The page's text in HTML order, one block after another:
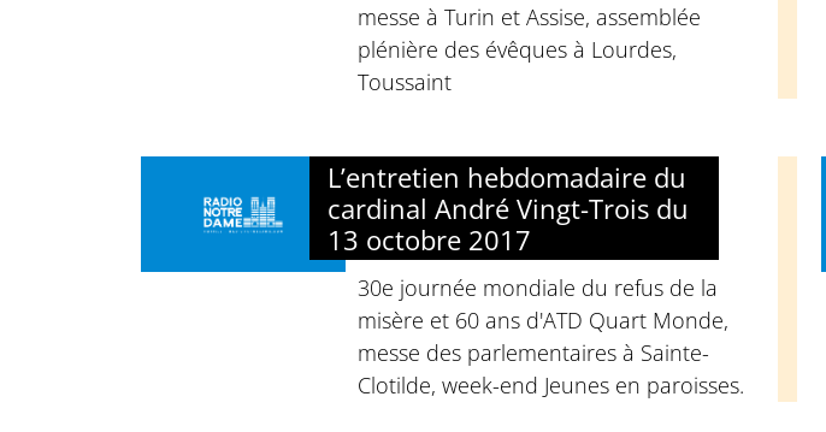
messe à Turin et Assise, assemblée
plénière des évêques à Lourdes,
Toussaint
L’entretien hebdomadaire du
cardinal André Vingt-Trois du
13 octobre 2017
30e journée mondiale du refus de la
misère et 60 ans d'ATD Quart Monde,
messe des parlementaires à Sainte-
Clotilde, week-end Jeunes en paroisses.